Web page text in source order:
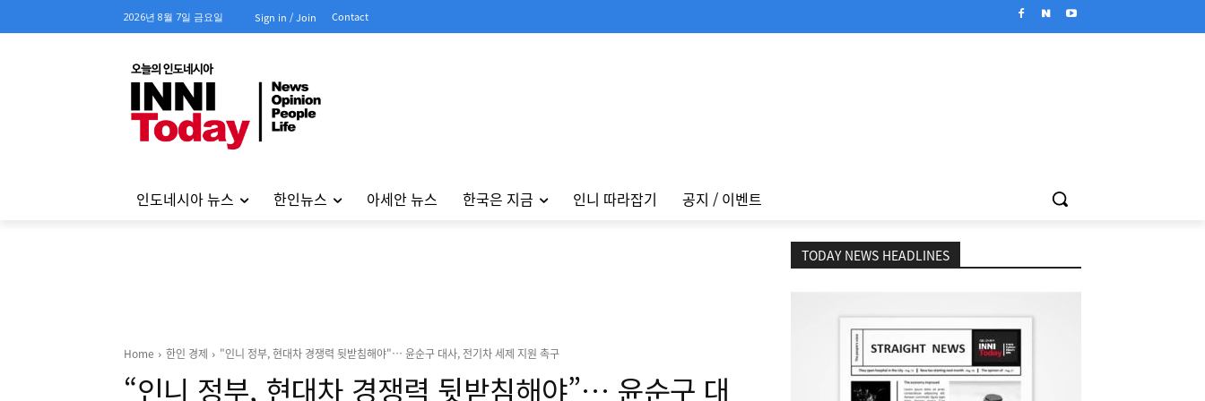
2026년 8월 7일 금요일 Sign in / Join Contact
인도네시아 뉴스 한인뉴스 아세안 뉴스 한국은 지금 인니 따라잡기 공지 / 이벤트
Home 한인 경제 "인니 정부, 현대차 경쟁력 뒷받침해야"… 윤순구 대사, 전기차 세제 지원 촉구
“인니 정부, 현대차 경쟁력 뒷받침해야”… 윤순구 대
TODAY NEWS HEADLINES